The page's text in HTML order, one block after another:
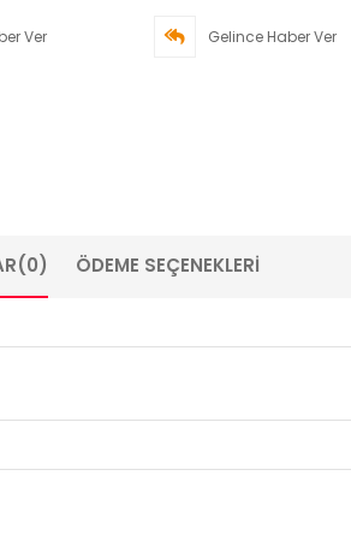
Ver Gelince Haber Ver
(0) ÖDEME SEÇENEKLERI